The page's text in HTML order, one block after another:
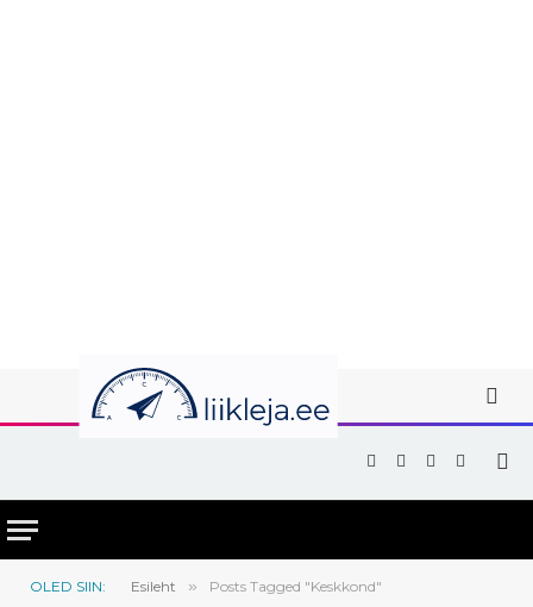
Facebook
X
(Twitter)
Instagram
YouTube
OLED SIIN: Esileht » Posts Tagged "Keskkond"